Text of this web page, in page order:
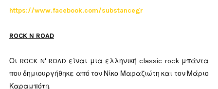
https://www.facebook.com/substancegr
ROCK N ROAD
Οι ROCK N' ROAD είναι μια ελληνική classic rock μπάντα
που δημιουργήθηκε από τον Νίκο Μαραζιώτη και τον Μάριο
Καραμπότη.